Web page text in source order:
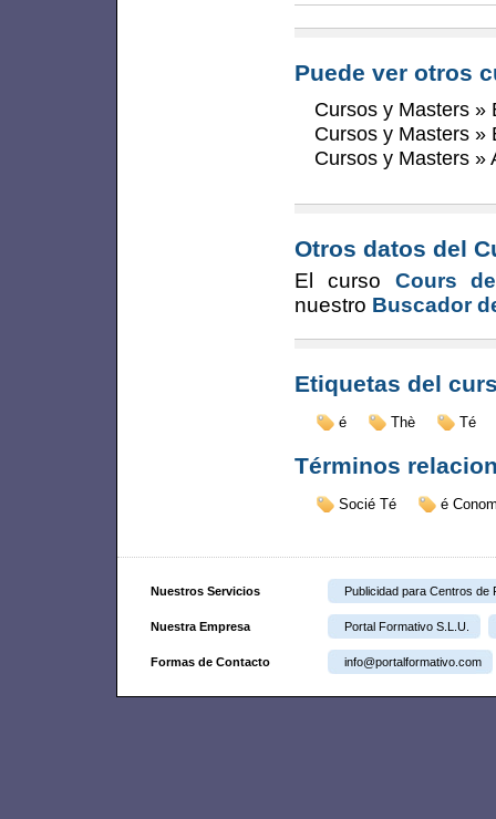
Puede ver otros
Cursos y Masters »
Cursos y Masters »
Cursos y Masters »
Otros datos del
El curso Cours
nuestro Buscador
Etiquetas del
é Thè Té
Términos
Socié Té é
Nuestros Servicios Publicidad para Centros de
Nuestra Empresa Portal Formativo S.L.U.
Formas de Contacto info@portalformativo.com